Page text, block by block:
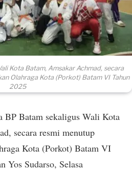
Kota Batam, Amsakar Achmad, secara
Olahraga Kota (Porkot) Batam VI Tahun
2025
Batam sekaligus Wali Kota
secara resmi menutup
Kota (Porkot) Batam VI
Yos Sudarso, Selasa